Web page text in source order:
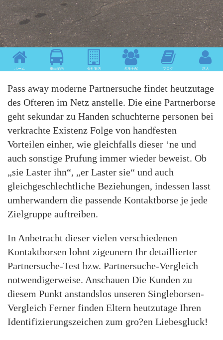
ホーム 車両案内 会社案内 各種手配 ブログ 求人
Pass away moderne Partnersuche findet heutzutage
des Ofteren im Netz anstelle. Die eine Partnerborse
geht sekundar zu Handen schuchterne personen bei
verkrachte Existenz Folge von handfesten
Vorteilen einher, wie gleichfalls dieser ‘ne und
auch sonstige Prufung immer wieder beweist. Ob
„sie Laster ihn“, „er Laster sie“ und auch
gleichgeschlechtliche Beziehungen, indessen lasst
umherwandern die passende Kontaktborse je jede
Zielgruppe auftreiben.
In Anbetracht dieser vielen verschiedenen
Kontaktborsen lohnt zigeunern Ihr detaillierter
Partnersuche-Test bzw. Partnersuche-Vergleich
notwendigerweise. Anschauen Die Kunden zu
diesem Punkt anstandslos unseren Singleborsen-
Vergleich Ferner finden Eltern heutzutage Ihren
Identifizierungszeichen zum gro?en Liebesgluck!